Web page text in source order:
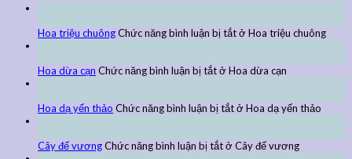
Hoa triệu chuôngChức năng bình luận bị tắtở Hoa triệu chuông
Hoa dừa cạn Chức năng bình luận bị tắtở Hoa dừa cạn
Hoa dạ yến thảo Chức năng bình luận bị tắtở Hoa dạ yến thảo
Cây đế vươngChức năng bình luận bị tắtở Cây đế vương